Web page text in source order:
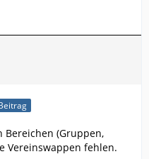
Bereichen (Gruppen,
Vereinswappen fehlen.